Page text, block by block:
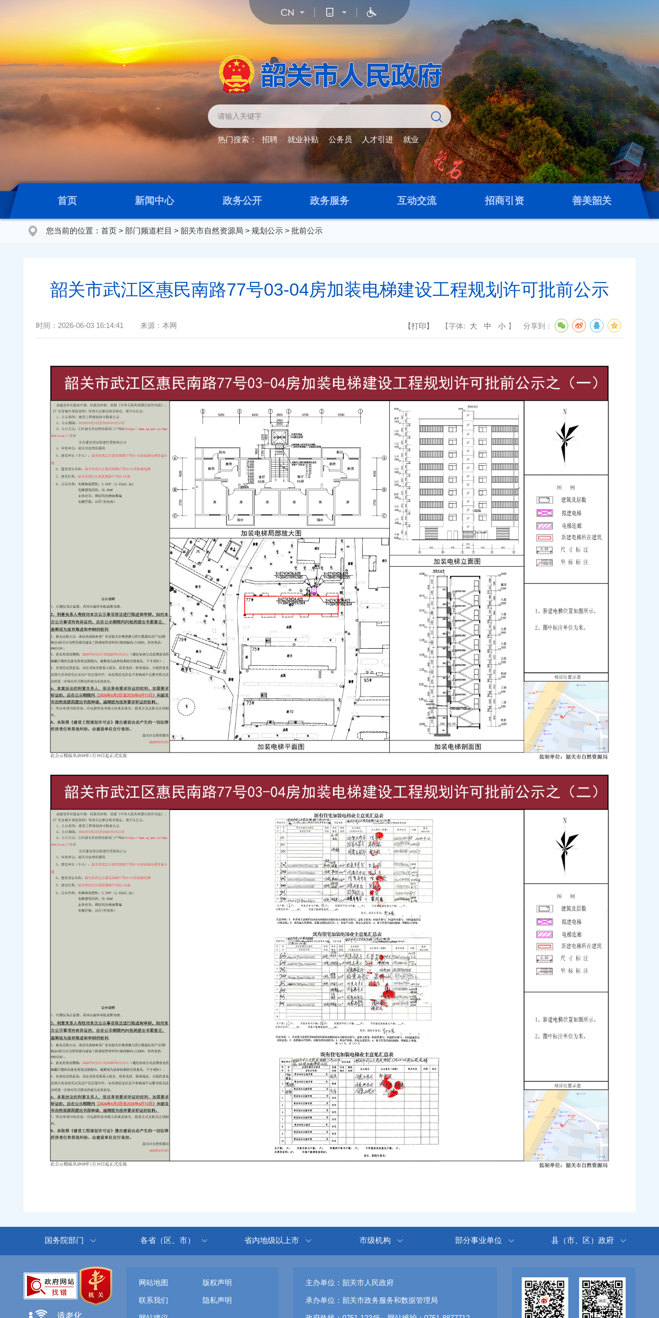
热门搜索： 招聘 就业补贴 公务员 人才引进 就业
首页 新闻中心 政务公开 政务服务 互动交流 招商引资 善美韶关
您当前的位置： 首页 > 部门频道栏目 > 韶关市自然资源局 > 规划公示 > 批前公示
韶关市武江区惠民南路77号03-04房加装电梯建设工程规划许可批前公示
时间： 2026-06-03 16:14:41 来源： 本网 【打印】 【字体: 大 中 小 】 分享到：
国务院部门 各省（区、市） 省内地级以上市 市级机构 部分事业单位 县（市、区）政府
网站地图 版权声明
联系我们 隐私声明
主办单位：韶关市人民政府
承办单位：韶关市政务服务和数据管理局